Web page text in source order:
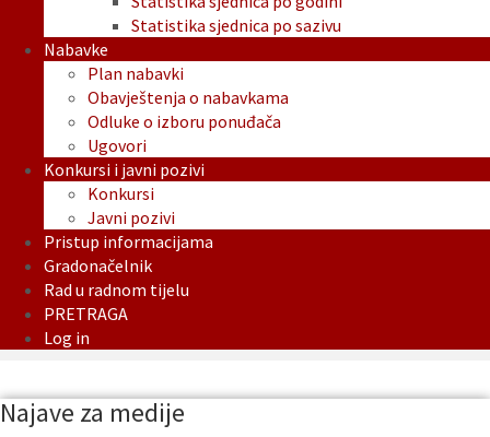
Statistika sjednica po sazivu
Nabavke
Plan nabavki
Obavještenja o nabavkama
Odluke o izboru ponuđača
Ugovori
Konkursi i javni pozivi
Konkursi
Javni pozivi
Pristup informacijama
Gradonačelnik
Rad u radnom tijelu
PRETRAGA
Log in
Najave za medije